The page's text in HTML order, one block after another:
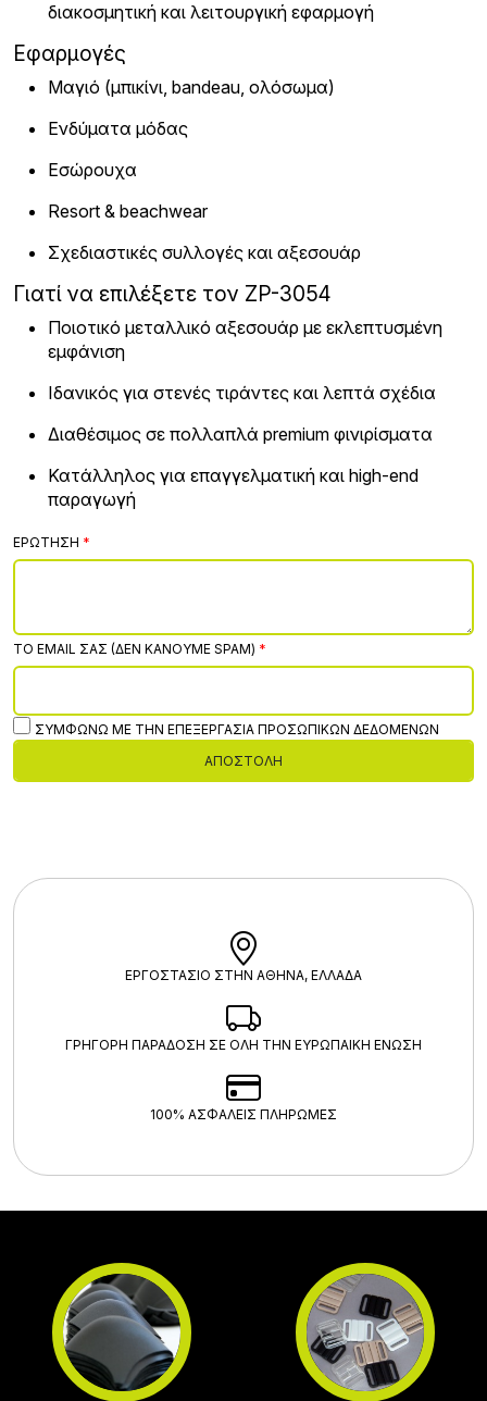
διακοσμητική και λειτουργική εφαρμογή
Εφαρμογές
Μαγιό (μπικίνι, bandeau, ολόσωμα)
Ενδύματα μόδας
Εσώρουχα
Resort & beachwear
Σχεδιαστικές συλλογές και αξεσουάρ
Γιατί να επιλέξετε τον ZP-3054
Ποιοτικό μεταλλικό αξεσουάρ με εκλεπτυσμένη
εμφάνιση
Ιδανικός για στενές τιράντες και λεπτά σχέδια
Διαθέσιμος σε πολλαπλά premium φινιρίσματα
Κατάλληλος για επαγγελματική και high-end
παραγωγή
ΕΡΏΤΗΣΗ
ΤΟ EMAIL ΣΑΣ (ΔΕΝ ΚΆΝΟΥΜΕ SPAM)
ΣΥΜΦΩΝΏ ΜΕ ΤΗΝ ΕΠΕΞΕΡΓΑΣΊΑ ΠΡΟΣΩΠΙΚΏΝ ΔΕΔΟΜΈΝΩΝ
ΑΠΟΣΤΟΛΉ
ΕΡΓΟΣΤΑΣΙΟ ΣΤΗΝ ΑΘΗΝΑ, ΕΛΛΑΔΑ
ΓΡΗΓΟΡΗ ΠΑΡΑΔΟΣΗ ΣΕ ΟΛΗ ΤΗΝ ΕΥΡΩΠΑΙΚΗ ΕΝΩΣΗ
100% ΑΣΦΑΛΕΊΣ ΠΛΗΡΩΜΈΣ